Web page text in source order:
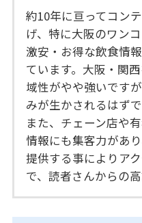
約10年に亘ってコン
げ、特に大阪のワン
激安・お得な飲食情
ています。大阪・関
域性がやや強いです
みが生かされるはずで
また、チェーン店や
情報にも集客力があ
提供する事によりア
で、読者さんからの